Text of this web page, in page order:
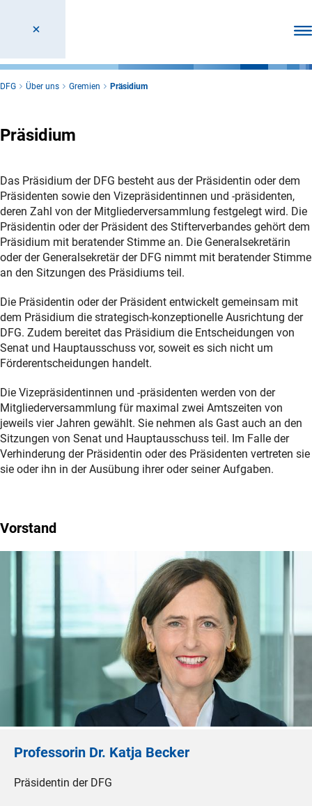
DFG Über uns Gremien Präsidium
Präsidium
Das Präsidium der DFG besteht aus der Präsidentin oder dem
Präsidenten sowie den Vizepräsidentinnen und -präsidenten,
deren Zahl von der Mitgliederversammlung festgelegt wird. Die
Präsidentin oder der Präsident des Stifterverbandes gehört dem
Präsidium mit beratender Stimme an. Die Generalsekretärin
oder der Generalsekretär der DFG nimmt mit beratender Stimme
an den Sitzungen des Präsidiums teil.
Die Präsidentin oder der Präsident entwickelt gemeinsam mit
dem Präsidium die strategisch-konzeptionelle Ausrichtung der
DFG. Zudem bereitet das Präsidium die Entscheidungen von
Senat und Hauptausschuss vor, soweit es sich nicht um
Förderentscheidungen handelt.
Die Vizepräsidentinnen und -präsidenten werden von der
Mitgliederversammlung für maximal zwei Amtszeiten von
jeweils vier Jahren gewählt. Sie nehmen als Gast auch an den
Sitzungen von Senat und Hauptausschuss teil. Im Falle der
Verhinderung der Präsidentin oder des Präsidenten vertreten sie
sie oder ihn in der Ausübung ihrer oder seiner Aufgaben.
Vorstand
Professorin Dr. Katja Becker
Präsidentin der DFG